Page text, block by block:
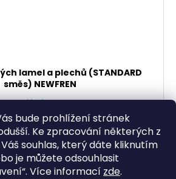
bude prohlížení stránek
Ke zpracování některých z
souhlas, který dáte kliknutím
je můžete odsouhlasit
“. Více informací zde.
lamel a plechů (STANDARD
směs) NEWFREN
Skladem
1 990,08 Kč bez DPH
2 408 Kč
DO KOŠÍKU